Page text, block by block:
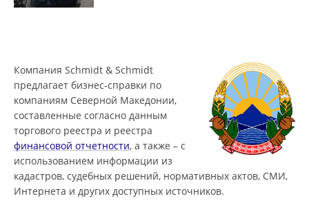
Компания Schmidt & Schmidt
предлагает бизнес-справки по
компаниям Северной Македонии,
составленные согласно данным
торгового реестра и реестра
финансовой отчетности, а также – с
использованием информации из
кадастров, судебных решений, нормативных актов, СМИ,
Интернета и других доступных источников.